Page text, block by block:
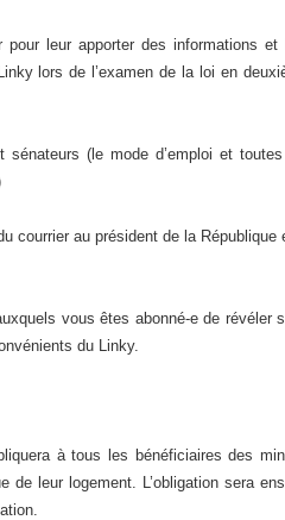
leur apporter des informations et
lors de l’examen de la loi en
(le mode d’emploi et
courrier au président de la République
vous êtes abonné-e de révéler
du Linky.
à tous les bénéficiaires des
leur logement. L’obligation sera